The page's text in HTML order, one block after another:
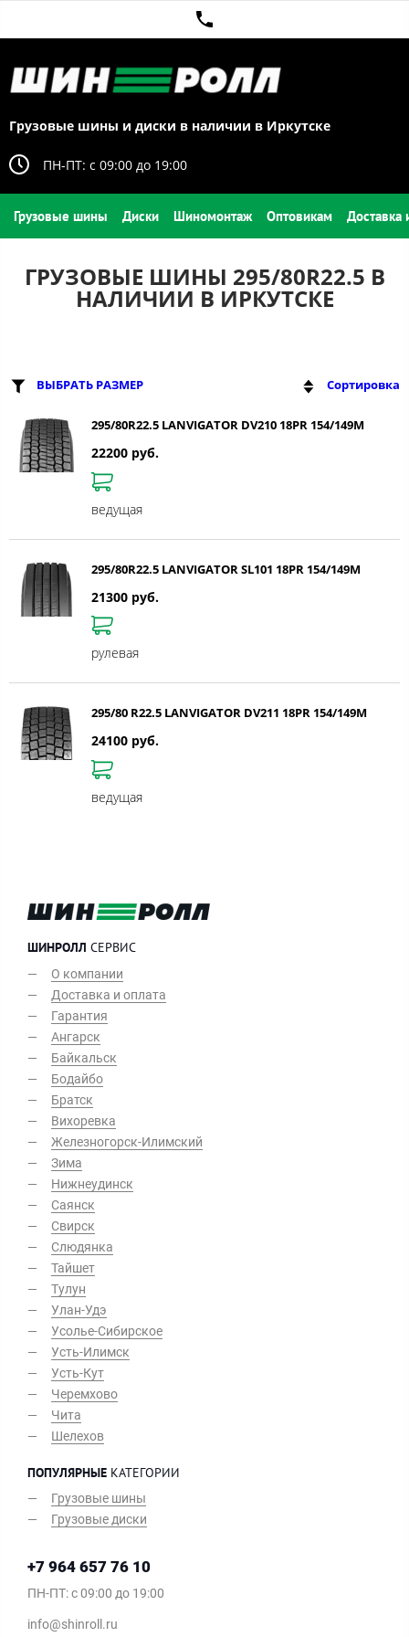
Грузовые шины и диски в наличии в Иркутске
ПН-ПТ: c 09:00 до 19:00
Грузовые шины Диски Шиномонтаж Оптовикам Доставка
ГРУЗОВЫЕ ШИНЫ 295/80R22.5 В
НАЛИЧИИ В ИРКУТСКЕ
ВЫБРАТЬ РАЗМЕР Сортировка
295/80R22.5 LANVIGATOR DV210 18PR 154/149M
22200 руб.
ведущая
295/80R22.5 LANVIGATOR SL101 18PR 154/149M
21300 руб.
рулевая
295/80 R22.5 LANVIGATOR DV211 18PR 154/149M
24100 руб.
ведущая
ШИНРОЛЛ СЕРВИС
О компании
Доставка и оплата
Гарантия
Ангарск
Байкальск
Бодайбо
Братск
Вихоревка
Железногорск-Илимский
Зима
Нижнеудинск
Саянск
Свирск
Слюдянка
Тайшет
Тулун
Улан-Удэ
Усолье-Сибирское
Усть-Илимск
Усть-Кут
Черемхово
Чита
Шелехов
ПОПУЛЯРНЫЕ КАТЕГОРИИ
Грузовые шины
Грузовые диски
+7 964 657 76 10
ПН-ПТ: c 09:00 до 19:00
info@shinroll.ru